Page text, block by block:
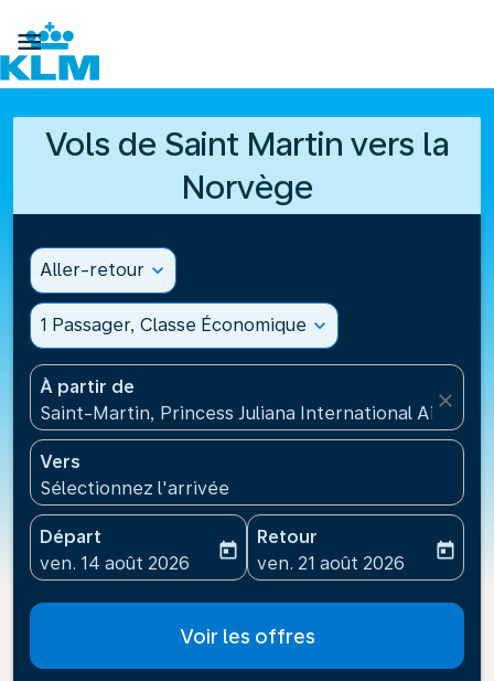

Vols de Saint Martin vers la
Norvège
Aller-retour expand_more
1 Passager, Classe Économique expand_more
À partir de
Saint-Martin, Princess Juliana International
close
Vers
Sélectionnez l'arrivée
Départ
fc-booking-departure-date-aria-label
ven. 14 août 2026
today
Retour
fc-booking-return-date-
ven. 21 août 2026
today
Voir les offres